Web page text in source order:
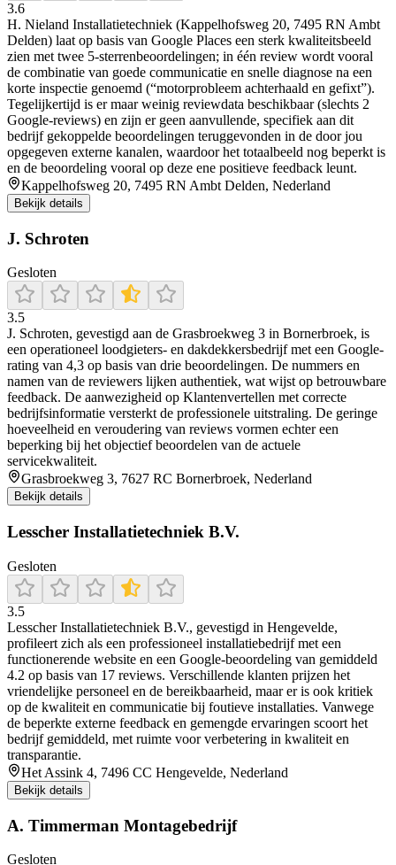
3.6
H. Nieland Installatietechniek (Kappelhofsweg 20, 7495 RN Ambt
Delden) laat op basis van Google Places een sterk kwaliteitsbeeld
zien met twee 5-sterrenbeoordelingen; in één review wordt vooral
de combinatie van goede communicatie en snelle diagnose na een
korte inspectie genoemd (“motorprobleem achterhaald en gefixt”).
Tegelijkertijd is er maar weinig reviewdata beschikbaar (slechts 2
Google-reviews) en zijn er geen aanvullende, specifiek aan dit
bedrijf gekoppelde beoordelingen teruggevonden in de door jou
opgegeven externe kanalen, waardoor het totaalbeeld nog beperkt is
en de beoordeling vooral op deze ene positieve feedback leunt.
Kappelhofsweg 20, 7495 RN Ambt Delden, Nederland
Bekijk details
J. Schroten
Gesloten
3.5
J. Schroten, gevestigd aan de Grasbroekweg 3 in Bornerbroek, is
een operationeel loodgieters- en dakdekkersbedrijf met een Google-
rating van 4,3 op basis van drie beoordelingen. De nummers en
namen van de reviewers lijken authentiek, wat wijst op betrouwbare
feedback. De aanwezigheid op Klantenvertellen met correcte
bedrijfsinformatie versterkt de professionele uitstraling. De geringe
hoeveelheid en veroudering van reviews vormen echter een
beperking bij het objectief beoordelen van de actuele
servicekwaliteit.
Grasbroekweg 3, 7627 RC Bornerbroek, Nederland
Bekijk details
Lesscher Installatietechniek B.V.
Gesloten
3.5
Lesscher Installatietechniek B.V., gevestigd in Hengevelde,
profileert zich als een professioneel installatiebedrijf met een
functionerende website en een Google-beoordeling van gemiddeld
4.2 op basis van 17 reviews. Verschillende klanten prijzen het
vriendelijke personeel en de bereikbaarheid, maar er is ook kritiek
op de kwaliteit en communicatie bij foutieve installaties. Vanwege
de beperkte externe feedback en gemengde ervaringen scoort het
bedrijf gemiddeld, met ruimte voor verbetering in kwaliteit en
transparantie.
Het Assink 4, 7496 CC Hengevelde, Nederland
Bekijk details
A. Timmerman Montagebedrijf
Gesloten